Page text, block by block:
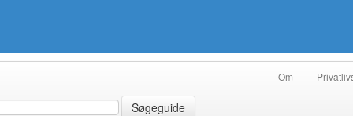
Om
Søgeguide